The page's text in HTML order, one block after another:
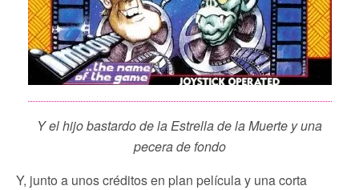
Y el hijo bastardo de la Estrella de la Muerte y una
pecera de fondo
Y, junto a unos créditos en plan película y una corta